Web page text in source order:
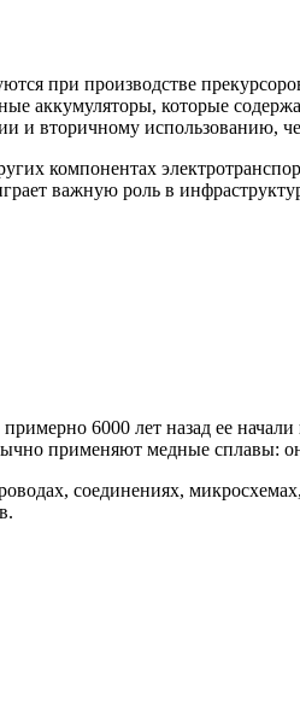
при производстве
которые
и вторичному использованию,
компонентах
важную роль в
6000 лет назад ее
применяют медные сплавы:
соединениях,